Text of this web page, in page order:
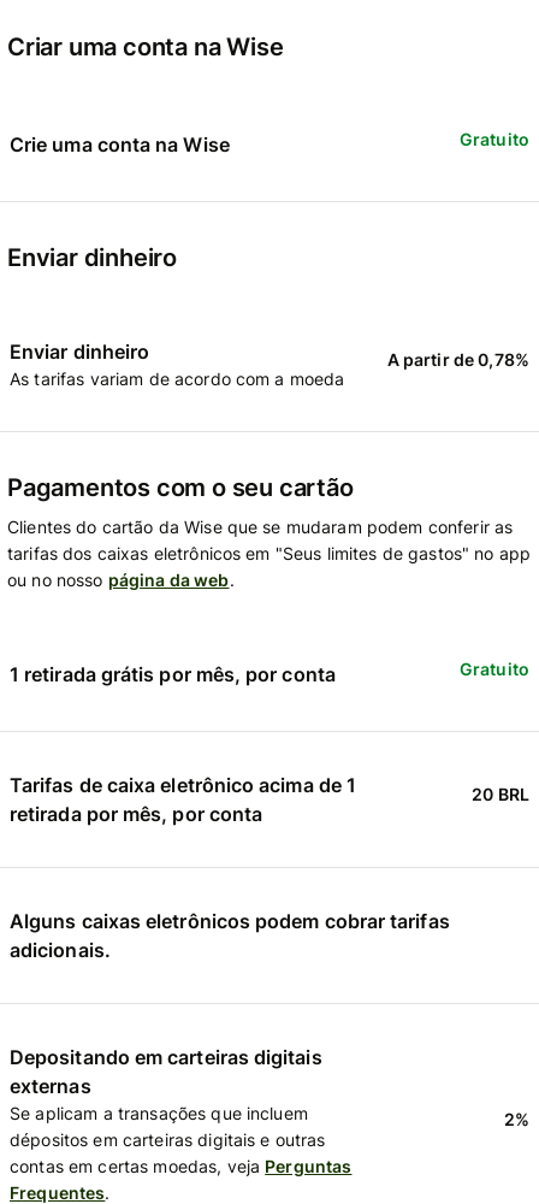
Criar uma conta na Wise
Crie uma conta na Wise Gratuito
Enviar dinheiro
Enviar dinheiro
As tarifas variam de acordo com a moeda
A partir de 0,78%
Pagamentos com o seu cartão
Clientes do cartão da Wise que se mudaram podem conferir as
tarifas dos caixas eletrônicos em "Seus limites de gastos" no app
ou no nosso página da web.
1 retirada grátis por mês, por conta Gratuito
Tarifas de caixa eletrônico acima de 1
retirada por mês, por conta
20 BRL
Alguns caixas eletrônicos podem cobrar tarifas
adicionais.
Depositando em carteiras digitais
externas
Se aplicam a transações que incluem
dépositos em carteiras digitais e outras
contas em certas moedas, veja Perguntas
Frequentes.
2%